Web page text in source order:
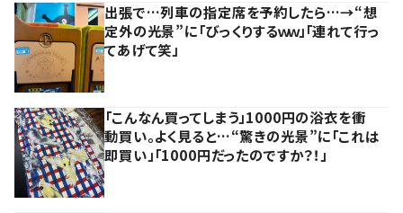
出張で…列車の指定席を予約したら…→“想
定外の光景”に「びっくりするｗｗ」「連れて行っ
てあげて笑」
「こんなん買ってしまう」1000円の浴衣を衝
動買い。よく見ると…“驚きの光景”に「これは
即買い」「1000円だったのですか？！」